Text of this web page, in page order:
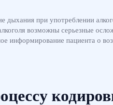
при употреблении
возможны серьезные
информирование пациента о